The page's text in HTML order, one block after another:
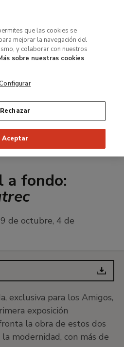
a fondo:
de octubre, 4 de
exclusiva para los Amigos,
exposición
la obra de estos dos
modernidad, con más de
que las cookies se
mejorar la navegación del
y colaborar con nuestros
sobre nuestras cookies
Rechazar
Aceptar